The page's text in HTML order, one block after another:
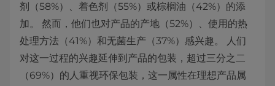
剂（58%）、着色剂（55%）或棕榈油（42%）的添
加。 然而，他们也对产品的产地（52%）、使用的热
处理方法（41%）和无菌生产（37%）感兴趣。 人们
对这一过程的兴趣延伸到产品的包装，超过三分之二
（69%）的人重视环保包装，这一属性在理想产品属